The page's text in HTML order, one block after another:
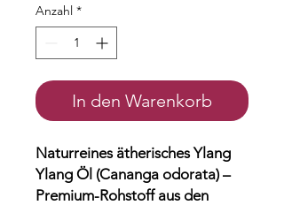
Anzahl *
In den Warenkorb
Naturreines ätherisches Ylang
Ylang Öl (Cananga odorata) –
Premium-Rohstoff aus den